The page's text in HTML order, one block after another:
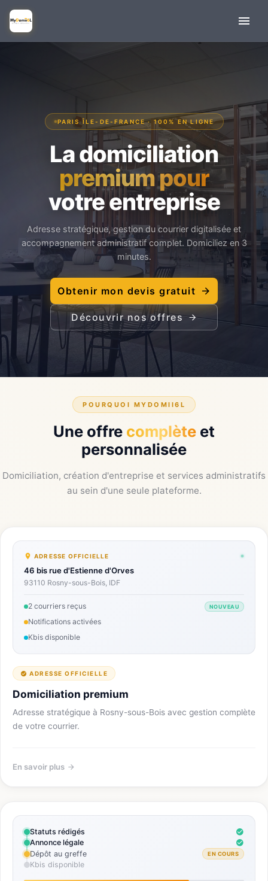
PARIS ÎLE-DE-FRANCE · 100% EN LIGNE
La domiciliation
premium pour
votre entreprise
Adresse stratégique, gestion du courrier digitalisée et
accompagnement administratif complet. Domiciliez en 3
minutes.
Obtenir mon devis gratuit
Découvrir nos offres
POURQUOI MYDOMII6L
Une offre complète et
personnalisée
Domiciliation, création d'entreprise et services administratifs
au sein d'une seule plateforme.
ADRESSE OFFICIELLE
46 bis rue d'Estienne d'Orves
93110 Rosny-sous-Bois, IDF
2 courriers reçus NOUVEAU
Notifications activées
Kbis disponible
ADRESSE OFFICIELLE
Domiciliation premium
Adresse stratégique à Rosny-sous-Bois avec gestion complète
de votre courrier.
En savoir plus
Statuts rédigés
Annonce légale
Dépôt au greffe
EN COURS
Kbis disponible